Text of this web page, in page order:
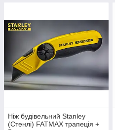
Ніж будівельний Stanley
(Стенлі) FATMAX трапеція +